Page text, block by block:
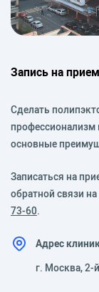
Запись на прием
Сделать
профессионализм
основные
Записаться на
обратной связи
73-60.
Адрес
г. Москва, 2-